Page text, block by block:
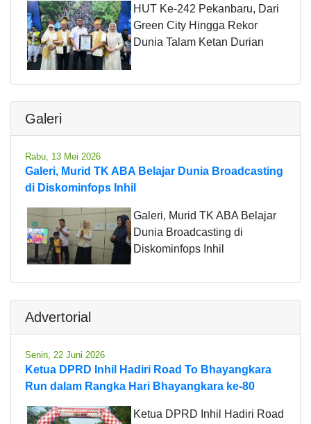
HUT Ke-242 Pekanbaru, Dari
Green City Hingga Rekor
Dunia Talam Ketan Durian
Galeri
Rabu, 13 Mei 2026
Galeri, Murid TK ABA Belajar Dunia Broadcasting
di Diskominfops Inhil
Galeri, Murid TK ABA Belajar
Dunia Broadcasting di
Diskominfops Inhil
Advertorial
Senin, 22 Juni 2026
Ketua DPRD Inhil Hadiri Road To Bhayangkara
Run dalam Rangka Hari Bhayangkara ke-80
Ketua DPRD Inhil Hadiri Road